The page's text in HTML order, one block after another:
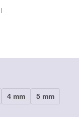
4 mm
5 mm